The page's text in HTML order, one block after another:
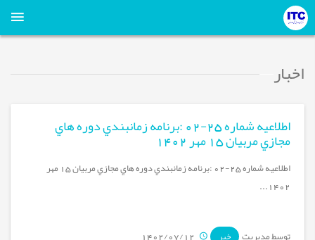
اخبار
اطلاعيه شماره 25-02 :برنامه زمانبندي دوره هاي
مجازي مربيان 15 مهر 1402
اطلاعيه شماره 25-02 :برنامه زمانبندي دوره هاي مجازي مربيان 15 مهر
1402...
خبر